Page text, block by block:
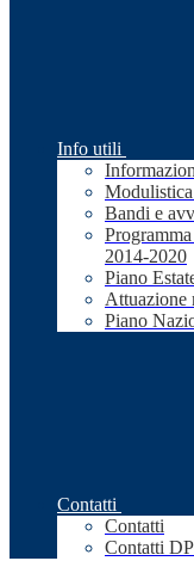
Info utili
Bandi e
2014-2020
Piano
Attuazione
Piano
Contatti
Contatti
Contatti